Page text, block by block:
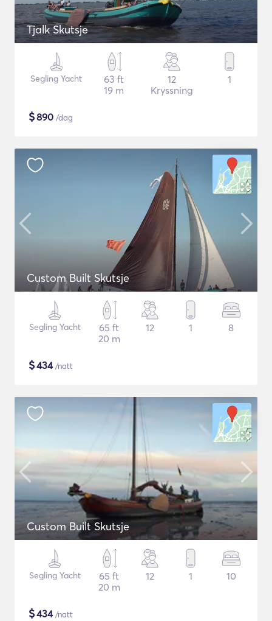
Tjalk Skutsje
Segling Yacht
63 ft
19 m
12
Kryssning
1
$890 /dag
Custom Built Skutsje
Segling Yacht
65 ft
20 m
12 1 8
$434/natt
Custom Built Skutsje
Segling Yacht
65 ft
20 m
12 1 10
$434/natt